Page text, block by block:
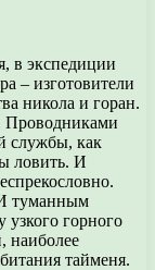
в экспедиции
– изготовители
никола и горан.
службы, как
ловить. И
И туманным
горного
наиболее
тайменя.